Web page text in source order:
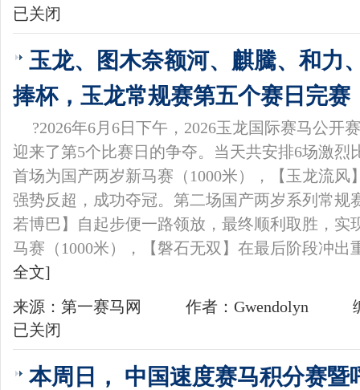
已关闭
玉龙、图木奈额河、麒騰、和力
捧杯，玉龙常规赛第五个赛日完赛
?2026年6月6日下午，2026玉龙国际赛马公开
迎来了第5个比赛日的争夺。当天共安排6场激烈
首场为国产两岁新马赛（1000米），【玉龙流风
强势反超，成功夺冠。第二场国产两岁系列常规
若博巴】自起步便一路领放，最终顺利取胜，实
马赛（1000米），【磐石无双】在最后阶段冲
全文]
来源：第一赛马网
作者：Gwendolyn
已关闭
本周日， 中国速度赛马积分赛暨